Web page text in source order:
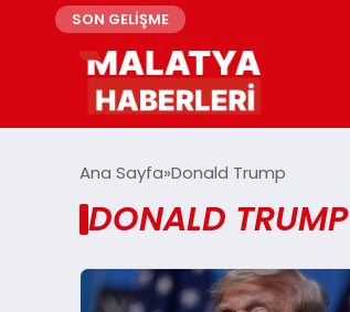
SON GELİŞME
Ana Sayfa Donald Trump
DONALD